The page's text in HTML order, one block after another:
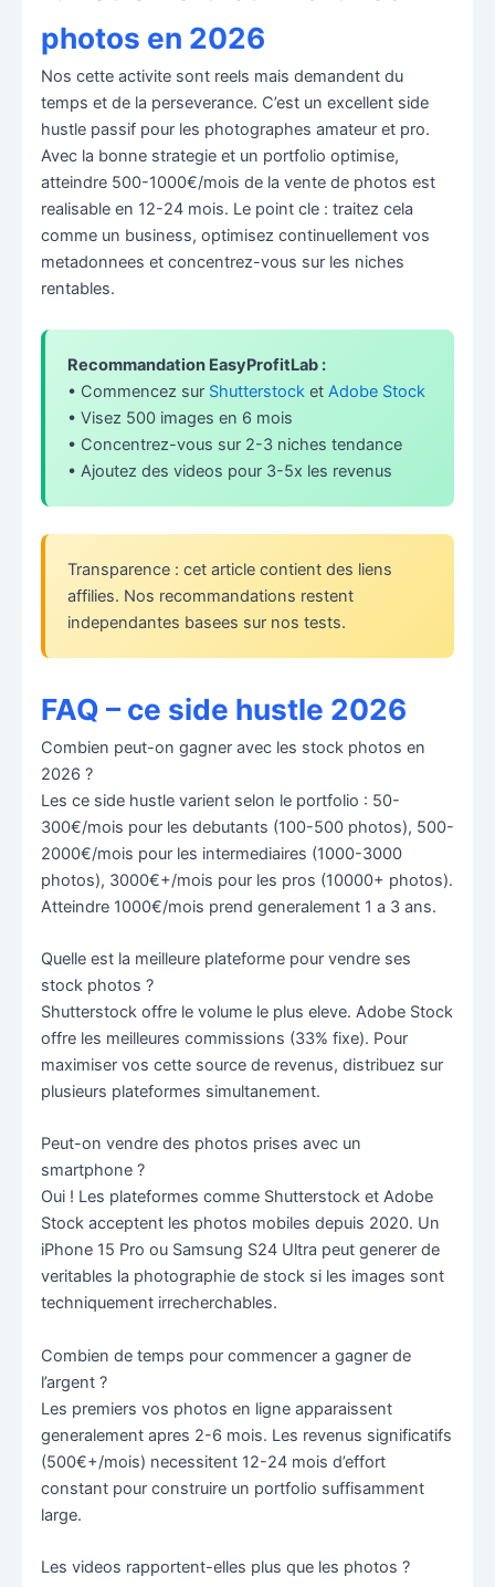
photos en 2026
Nos cette activite sont reels mais demandent du
temps et de la perseverance. C’est un excellent side
hustle passif pour les photographes amateur et pro.
Avec la bonne strategie et un portfolio optimise,
atteindre 500-1000€/mois de la vente de photos est
realisable en 12-24 mois. Le point cle : traitez cela
comme un business, optimisez continuellement vos
metadonnees et concentrez-vous sur les niches
rentables.
Recommandation EasyProfitLab :
• Commencez sur Shutterstocket Adobe Stock
• Visez 500 images en 6 mois
• Concentrez-vous sur 2-3 niches tendance
• Ajoutez des videos pour 3-5x les revenus
Transparence : cet article contient des liens
affilies. Nos recommandations restent
independantes basees sur nos tests.
FAQ – ce side hustle 2026
Combien peut-on gagner avec les stock photos en
2026 ?
Les ce side hustle varient selon le portfolio : 50-
300€/mois pour les debutants (100-500 photos), 500-
2000€/mois pour les intermediaires (1000-3000
photos), 3000€+/mois pour les pros (10000+ photos).
Atteindre 1000€/mois prend generalement 1 a 3 ans.
Quelle est la meilleure plateforme pour vendre ses
stock photos ?
Shutterstock offre le volume le plus eleve. Adobe Stock
offre les meilleures commissions (33% fixe). Pour
maximiser vos cette source de revenus, distribuez sur
plusieurs plateformes simultanement.
Peut-on vendre des photos prises avec un
smartphone ?
Oui ! Les plateformes comme Shutterstock et Adobe
Stock acceptent les photos mobiles depuis 2020. Un
iPhone 15 Pro ou Samsung S24 Ultra peut generer de
veritables la photographie de stock si les images sont
techniquement irrecherchables.
Combien de temps pour commencer a gagner de
l’argent ?
Les premiers vos photos en ligne apparaissent
generalement apres 2-6 mois. Les revenus significatifs
(500€+/mois) necessitent 12-24 mois d’effort
constant pour construire un portfolio suffisamment
large.
Les videos rapportent-elles plus que les photos ?